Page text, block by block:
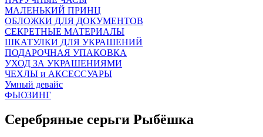
МАЛЕНЬКИЙ ПРИНЦ
ОБЛОЖКИ ДЛЯ ДОКУМЕНТОВ
СЕКРЕТНЫЕ МАТЕРИАЛЫ
ШКАТУЛКИ ДЛЯ УКРАШЕНИЙ
ПОДАРОЧНАЯ УПАКОВКА
УХОД ЗА УКРАШЕНИЯМИ
ЧEХЛЫ и АКСЕССУАРЫ
Умный девайс
ФЬЮЗИНГ
Серебряные серьги Рыбёшка